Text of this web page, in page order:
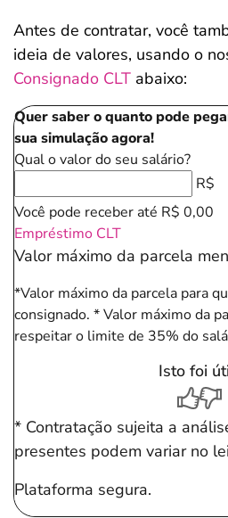
Antes de contratar, você
ideia de valores, usando o
Consignado CLT abaixo:
Quer saber o quanto pode
sua simulação agora!
Qual o valor do seu salário?
R$
Você pode receber até R$ 0,00
Empréstimo CLT
Valor máximo da parcela
*Valor máximo da parcela para
consignado. * Valor máximo da
respeitar o limite de 35% do
Isto foi
* Contratação sujeita a
presentes podem variar no
Plataforma segura.